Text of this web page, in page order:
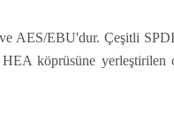
AES/EBU'dur. Çeşitli
köprüsüne yerleştirilen